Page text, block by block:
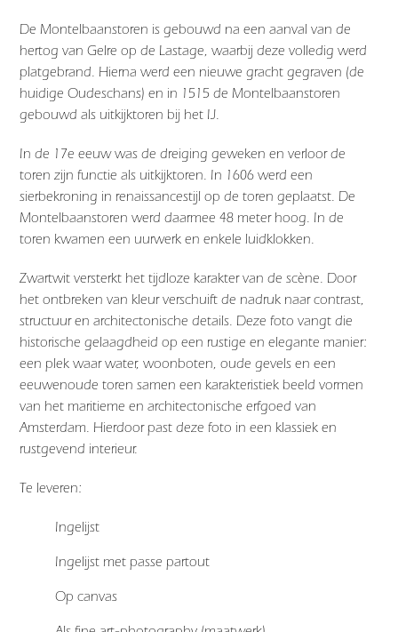
De Montelbaanstoren is gebouwd na een aanval van de
hertog van Gelre op de Lastage, waarbij deze volledig werd
platgebrand. Hierna werd een nieuwe gracht gegraven (de
huidige Oudeschans) en in 1515 de Montelbaanstoren
gebouwd als uitkijktoren bij het IJ.
In de 17e eeuw was de dreiging geweken en verloor de
toren zijn functie als uitkijktoren. In 1606 werd een
sierbekroning in renaissancestijl op de toren geplaatst. De
Montelbaanstoren werd daarmee 48 meter hoog. In de
toren kwamen een uurwerk en enkele luidklokken.
Zwartwit versterkt het tijdloze karakter van de scène. Door
het ontbreken van kleur verschuift de nadruk naar contrast,
structuur en architectonische details. Deze foto vangt die
historische gelaagdheid op een rustige en elegante manier:
een plek waar water, woonboten, oude gevels en een
eeuwenoude toren samen een karakteristiek beeld vormen
van het maritieme en architectonische erfgoed van
Amsterdam. Hierdoor past deze foto in een klassiek en
rustgevend interieur.
Te leveren:
Ingelijst
Ingelijst met passe partout
Op canvas